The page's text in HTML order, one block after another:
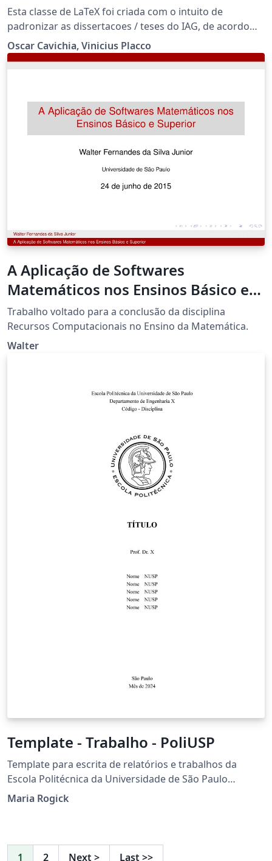
Esta classe de LaTeX foi criada com o intuito de
padronizar as dissertacoes / teses do IAG, de acordo
com as normas e diretrizes da USP. Mais informações
em:
Oscar Cavichia, Vinicius Placco
A Aplicação de Softwares
Matemáticos nos Ensinos Básico e
Superior
Trabalho voltado para a conclusão da disciplina
Recursos Computacionais no Ensino da Matemática.
Walter
Template - Trabalho - PoliUSP
Template para escrita de relatórios e trabalhos da
Escola Politécnica da Universidade de São Paulo
seguindo normas da ABNT (fonte, tamanho da fonte,
margens, citações, etc)
Maria Rogick
1 2 Next > Last >>